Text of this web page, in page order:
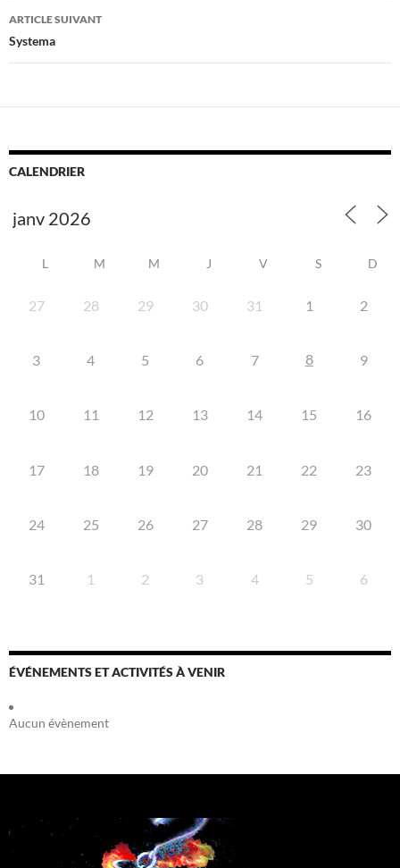
articles
ARTICLE SUIVANT
Systema
CALENDRIER
L M M J V S D
27 28 29 30 31 1 2
3 4 5 6 7 8 9
10 11 12 13 14 15 16
17 18 19 20 21 22 23
24 25 26 27 28 29 30
31 1 2 3 4 5 6
ÉVÉNEMENTS ET ACTIVITÉS À VENIR
Aucun évènement